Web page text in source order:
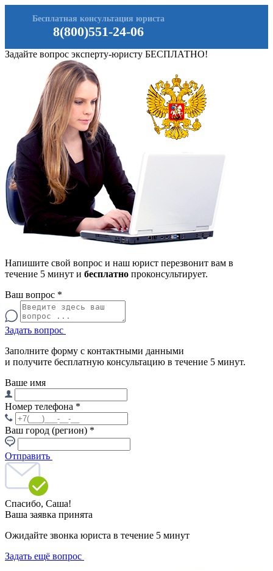
8(800)551-24-06
Бесплатная консультация юриста
Задайте вопрос эксперту-юристу БЕСПЛАТНО!
Напишите свой вопрос и наш юрист перезвонит вам в
течение 5 минут и бесплатно проконсультирует.
Ваш вопрос *
Задать вопрос
Заполните форму с контактными данными
и получите бесплатную консультацию в течение 5 минут.
Ваше имя
Номер телефона *
Ваш город (регион) *
Отправить
Спасибо, Саша!
Ваша заявка принята
Ожидайте звонка юриста в течение 5 минут
Задать ещё вопрос